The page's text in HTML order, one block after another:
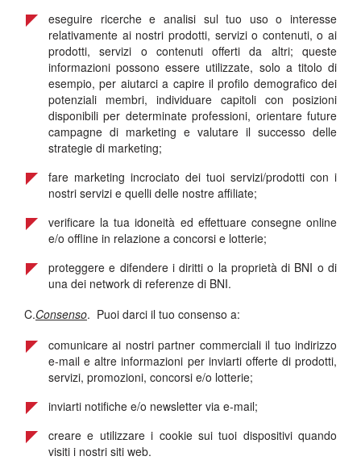
eseguire ricerche e analisi sul tuo uso o interesse
relativamente ai nostri prodotti, servizi o contenuti, o ai
prodotti, servizi o contenuti offerti da altri; queste
informazioni possono essere utilizzate, solo a titolo di
esempio, per aiutarci a capire il profilo demografico dei
potenziali membri, individuare capitoli con posizioni
disponibili per determinate professioni, orientare future
campagne di marketing e valutare il successo delle
strategie di marketing;
fare marketing incrociato dei tuoi servizi/prodotti con i
nostri servizi e quelli delle nostre affiliate;
verificare la tua idoneità ed effettuare consegne online
e/o offline in relazione a concorsi e lotterie;
proteggere e difendere i diritti o la proprietà di BNI o di
una dei network di referenze di BNI.
C.Consenso. Puoi darci il tuo consenso a:
comunicare ai nostri partner commerciali il tuo indirizzo
e-mail e altre informazioni per inviarti offerte di prodotti,
servizi, promozioni, concorsi e/o lotterie;
inviarti notifiche e/o newsletter via e-mail;
creare e utilizzare i cookie sui tuoi dispositivi quando
visiti i nostri siti web.